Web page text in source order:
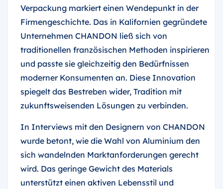
Verpackung markiert einen Wendepunkt in der
Firmengeschichte. Das in Kalifornien gegründete
Unternehmen CHANDON ließ sich von
traditionellen französischen Methoden inspirieren
und passte sie gleichzeitig den Bedürfnissen
moderner Konsumenten an. Diese Innovation
spiegelt das Bestreben wider, Tradition mit
zukunftsweisenden Lösungen zu verbinden.
In Interviews mit den Designern von CHANDON
wurde betont, wie die Wahl von Aluminium den
sich wandelnden Marktanforderungen gerecht
wird. Das geringe Gewicht des Materials
unterstützt einen aktiven Lebensstil und